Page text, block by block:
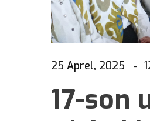
25 Aprel, 2025
17-son